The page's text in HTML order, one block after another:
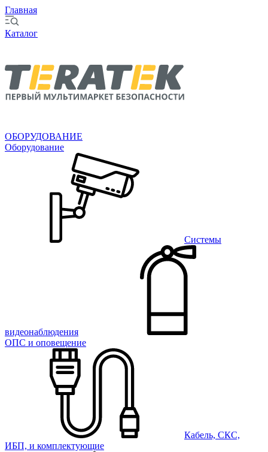
Главная
Каталог
ОБОРУДОВАНИЕ
Оборудование
Системы
видеонаблюдения
ОПС и оповещение
Кабель, СКС,
ИБП, и комплектующие